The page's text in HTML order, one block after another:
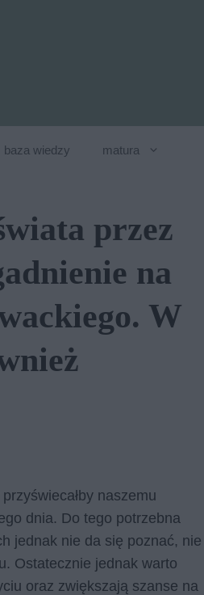
baza wiedzy matura
przez
na
W
naszemu
dnia. Do tego potrzebna
jednak nie da się poznać, nie
Ostatecznie jednak warto
oraz zwiększają szanse na